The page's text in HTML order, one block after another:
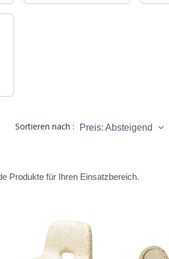
Sortieren nach : Preis: Absteigend
Produkte für Ihren Einsatzbereich.